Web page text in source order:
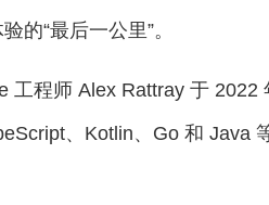
的“最后一公里”。
工程师 Alex Rattray 于 2022
、Kotlin、Go 和 Java